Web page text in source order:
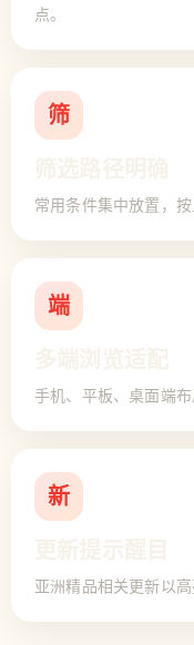
点。
筛
常用条件集中放置，
端
手机、平板、桌面端
新
亚洲精品相关更新以